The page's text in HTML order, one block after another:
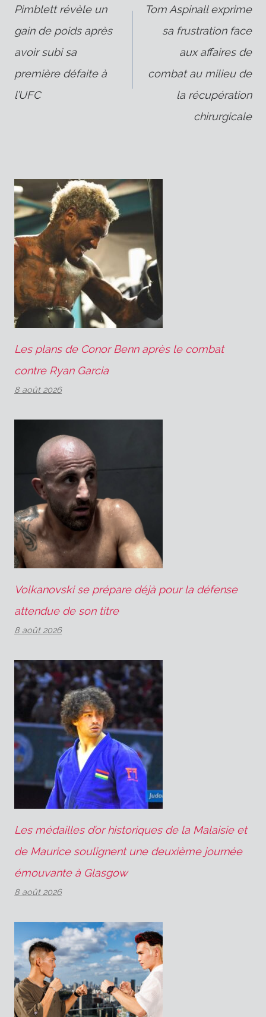
de
l’article
Pimblett révèle un
gain de poids après
avoir subi sa
première défaite à
l’UFC
Tom Aspinall exprime
sa frustration face
aux affaires de
combat au milieu de
la récupération
chirurgicale
Les plans de Conor Benn après le combat
contre Ryan Garcia
8 août 2026
Volkanovski se prépare déjà pour la défense
attendue de son titre
8 août 2026
Les médailles d’or historiques de la Malaisie et
de Maurice soulignent une deuxième journée
émouvante à Glasgow
8 août 2026